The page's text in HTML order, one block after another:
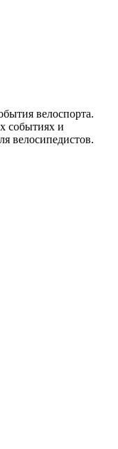
велоспорта.
событиях и
велосипедистов.